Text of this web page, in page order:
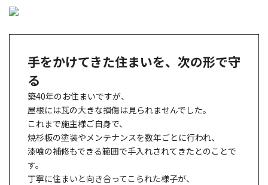
手をかけてきた住まいを、次の形で守
る
築40年のお住まいですが、
屋根には瓦の大きな損傷は見られませんでした。
これまで施主様ご自身で、
焼杉板の塗装やメンテナンスを数年ごとに行われ、
漆喰の補修もできる範囲で手入れされてきたとのことで
す。
丁寧に住まいと向き合ってこられた様子が、